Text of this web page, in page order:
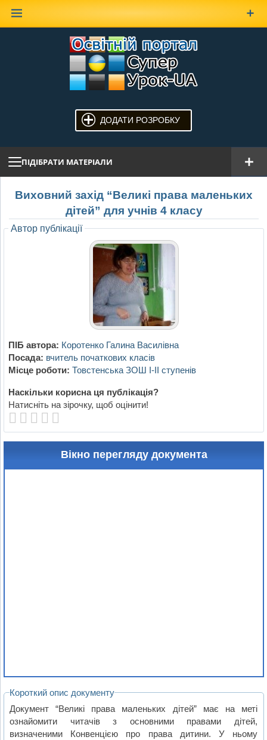
ДОДАТИ РОЗРОБКУ
ПІДІБРАТИ МАТЕРІАЛИ
Виховний захід “Великі права маленьких
дітей” для учнів 4 класу
Автор публікації
ПІБ автора: Коротенко Галина Василівна
Посада: вчитель початкових класів
Місце роботи: Товстенська ЗОШ І-ІІ ступенів
Наскільки корисна ця публікація?
Натисніть на зірочку, щоб оцінити!
Вікно перегляду документа
Короткий опис документу
Документ “Великі права маленьких дітей” має на меті
ознайомити читачів з основними правами дітей,
визначеними Конвенцією про права дитини. У ньому